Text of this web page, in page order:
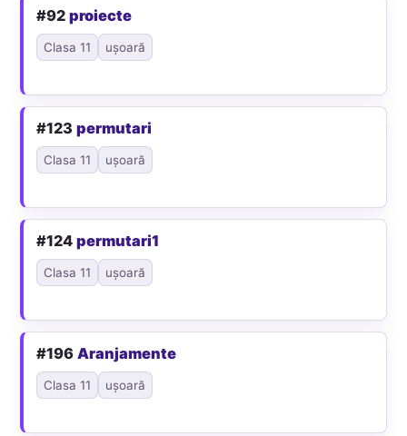
#92proiecte
Clasa 11 ușoară
#123permutari
Clasa 11 ușoară
#124permutari1
Clasa 11 ușoară
#196Aranjamente
Clasa 11 ușoară